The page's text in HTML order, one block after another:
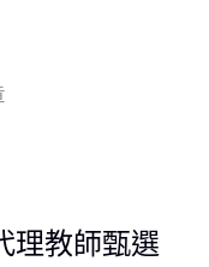
理教師甄選